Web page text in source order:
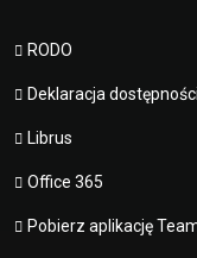
RODO
Deklaracja dostępności
Librus
Office 365
Pobierz aplikację